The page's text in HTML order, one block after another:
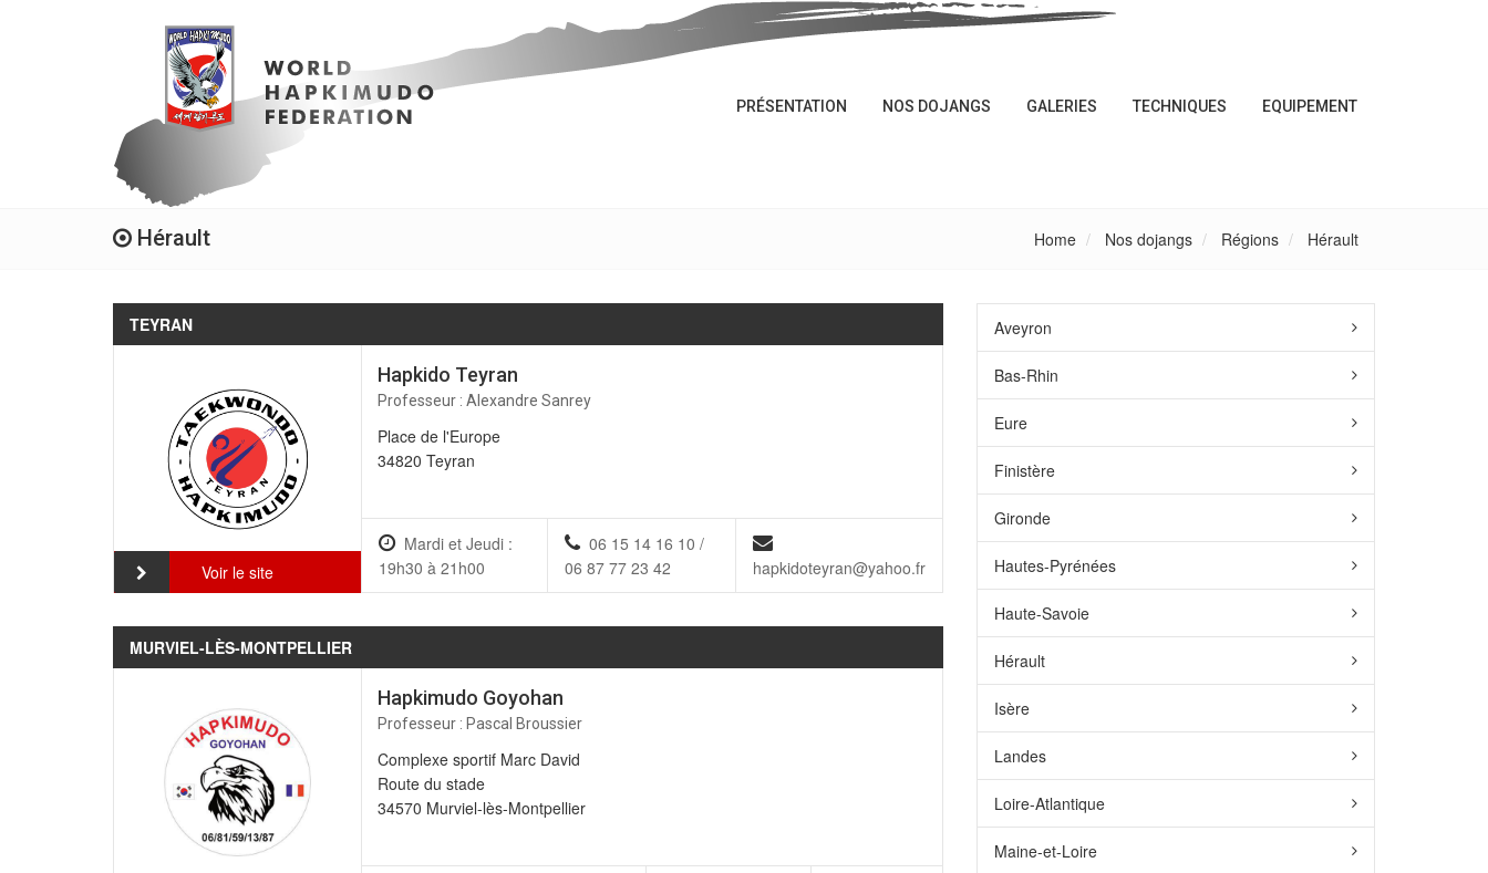
PRÉSENTATION NOS DOJANGS GALERIES TECHNIQUES EQUIPEMENT
Hérault Home Nos dojangs Régions Hérault
TEYRAN
Voir le site
Hapkido Teyran
Professeur : Alexandre Sanrey
Place de l'Europe
34820 Teyran
Mardi et Jeudi :
19h30 à 21h00
06 15 14 16 10 /
06 87 77 23 42
hapkidoteyran@yahoo.fr
MURVIEL-LÈS-MONTPELLIER
Hapkimudo Goyohan
Professeur : Pascal Broussier
Complexe sportif Marc David
Route du stade
34570 Murviel-lès-Montpellier
Aveyron
Bas-Rhin
Eure
Finistère
Gironde
Hautes-Pyrénées
Haute-Savoie
Hérault
Isère
Landes
Loire-Atlantique
Maine-et-Loire